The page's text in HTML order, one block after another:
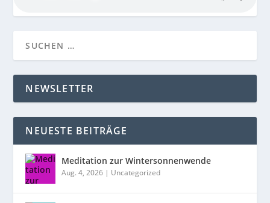
NEWSLETTER
NEUESTE BEITRÄGE
Meditation zur Wintersonnenwende
Aug. 4, 2026 | Uncategorized